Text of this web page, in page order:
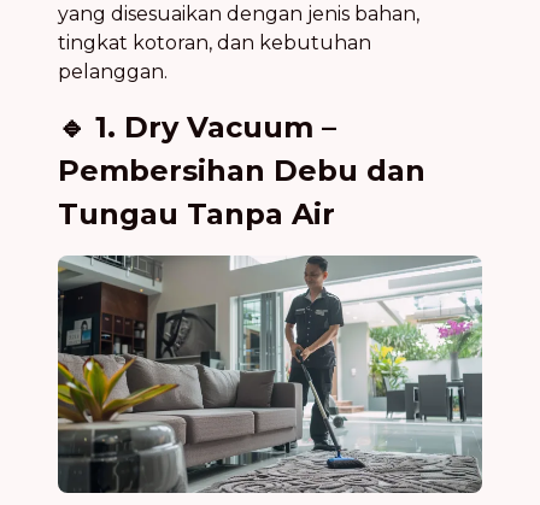
yang disesuaikan dengan jenis bahan,
tingkat kotoran, dan kebutuhan
pelanggan.
🔹 1. Dry Vacuum –
Pembersihan Debu dan
Tungau Tanpa Air